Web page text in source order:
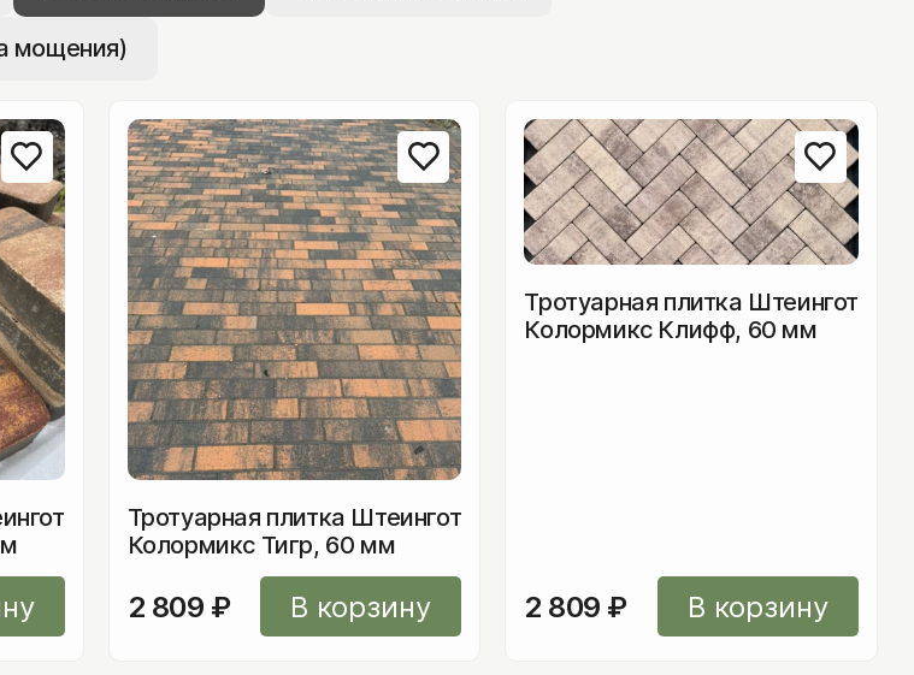
Брусчатка из камня
Бордюры гранитные
Бордюры бетонные
Бордюры из камня
Гранитная плита (плита мощения)
Камень для дизайна
мощения)
Тротуарная плитка Штеингот
Колормикс Тигр, 60 мм
2 809 ₽ В корзину
Тротуарная плитка Штеингот
Колормикс Клифф, 60 мм
2 809 ₽ В корзину